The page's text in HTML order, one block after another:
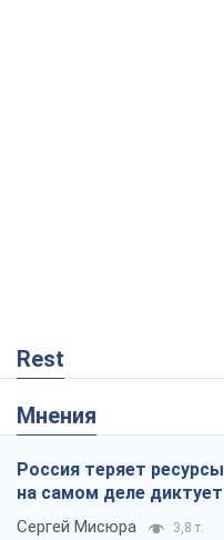
Rest
Мнения
Россия теряет
на самом деле
Сергей Мисюра 3,8 т.